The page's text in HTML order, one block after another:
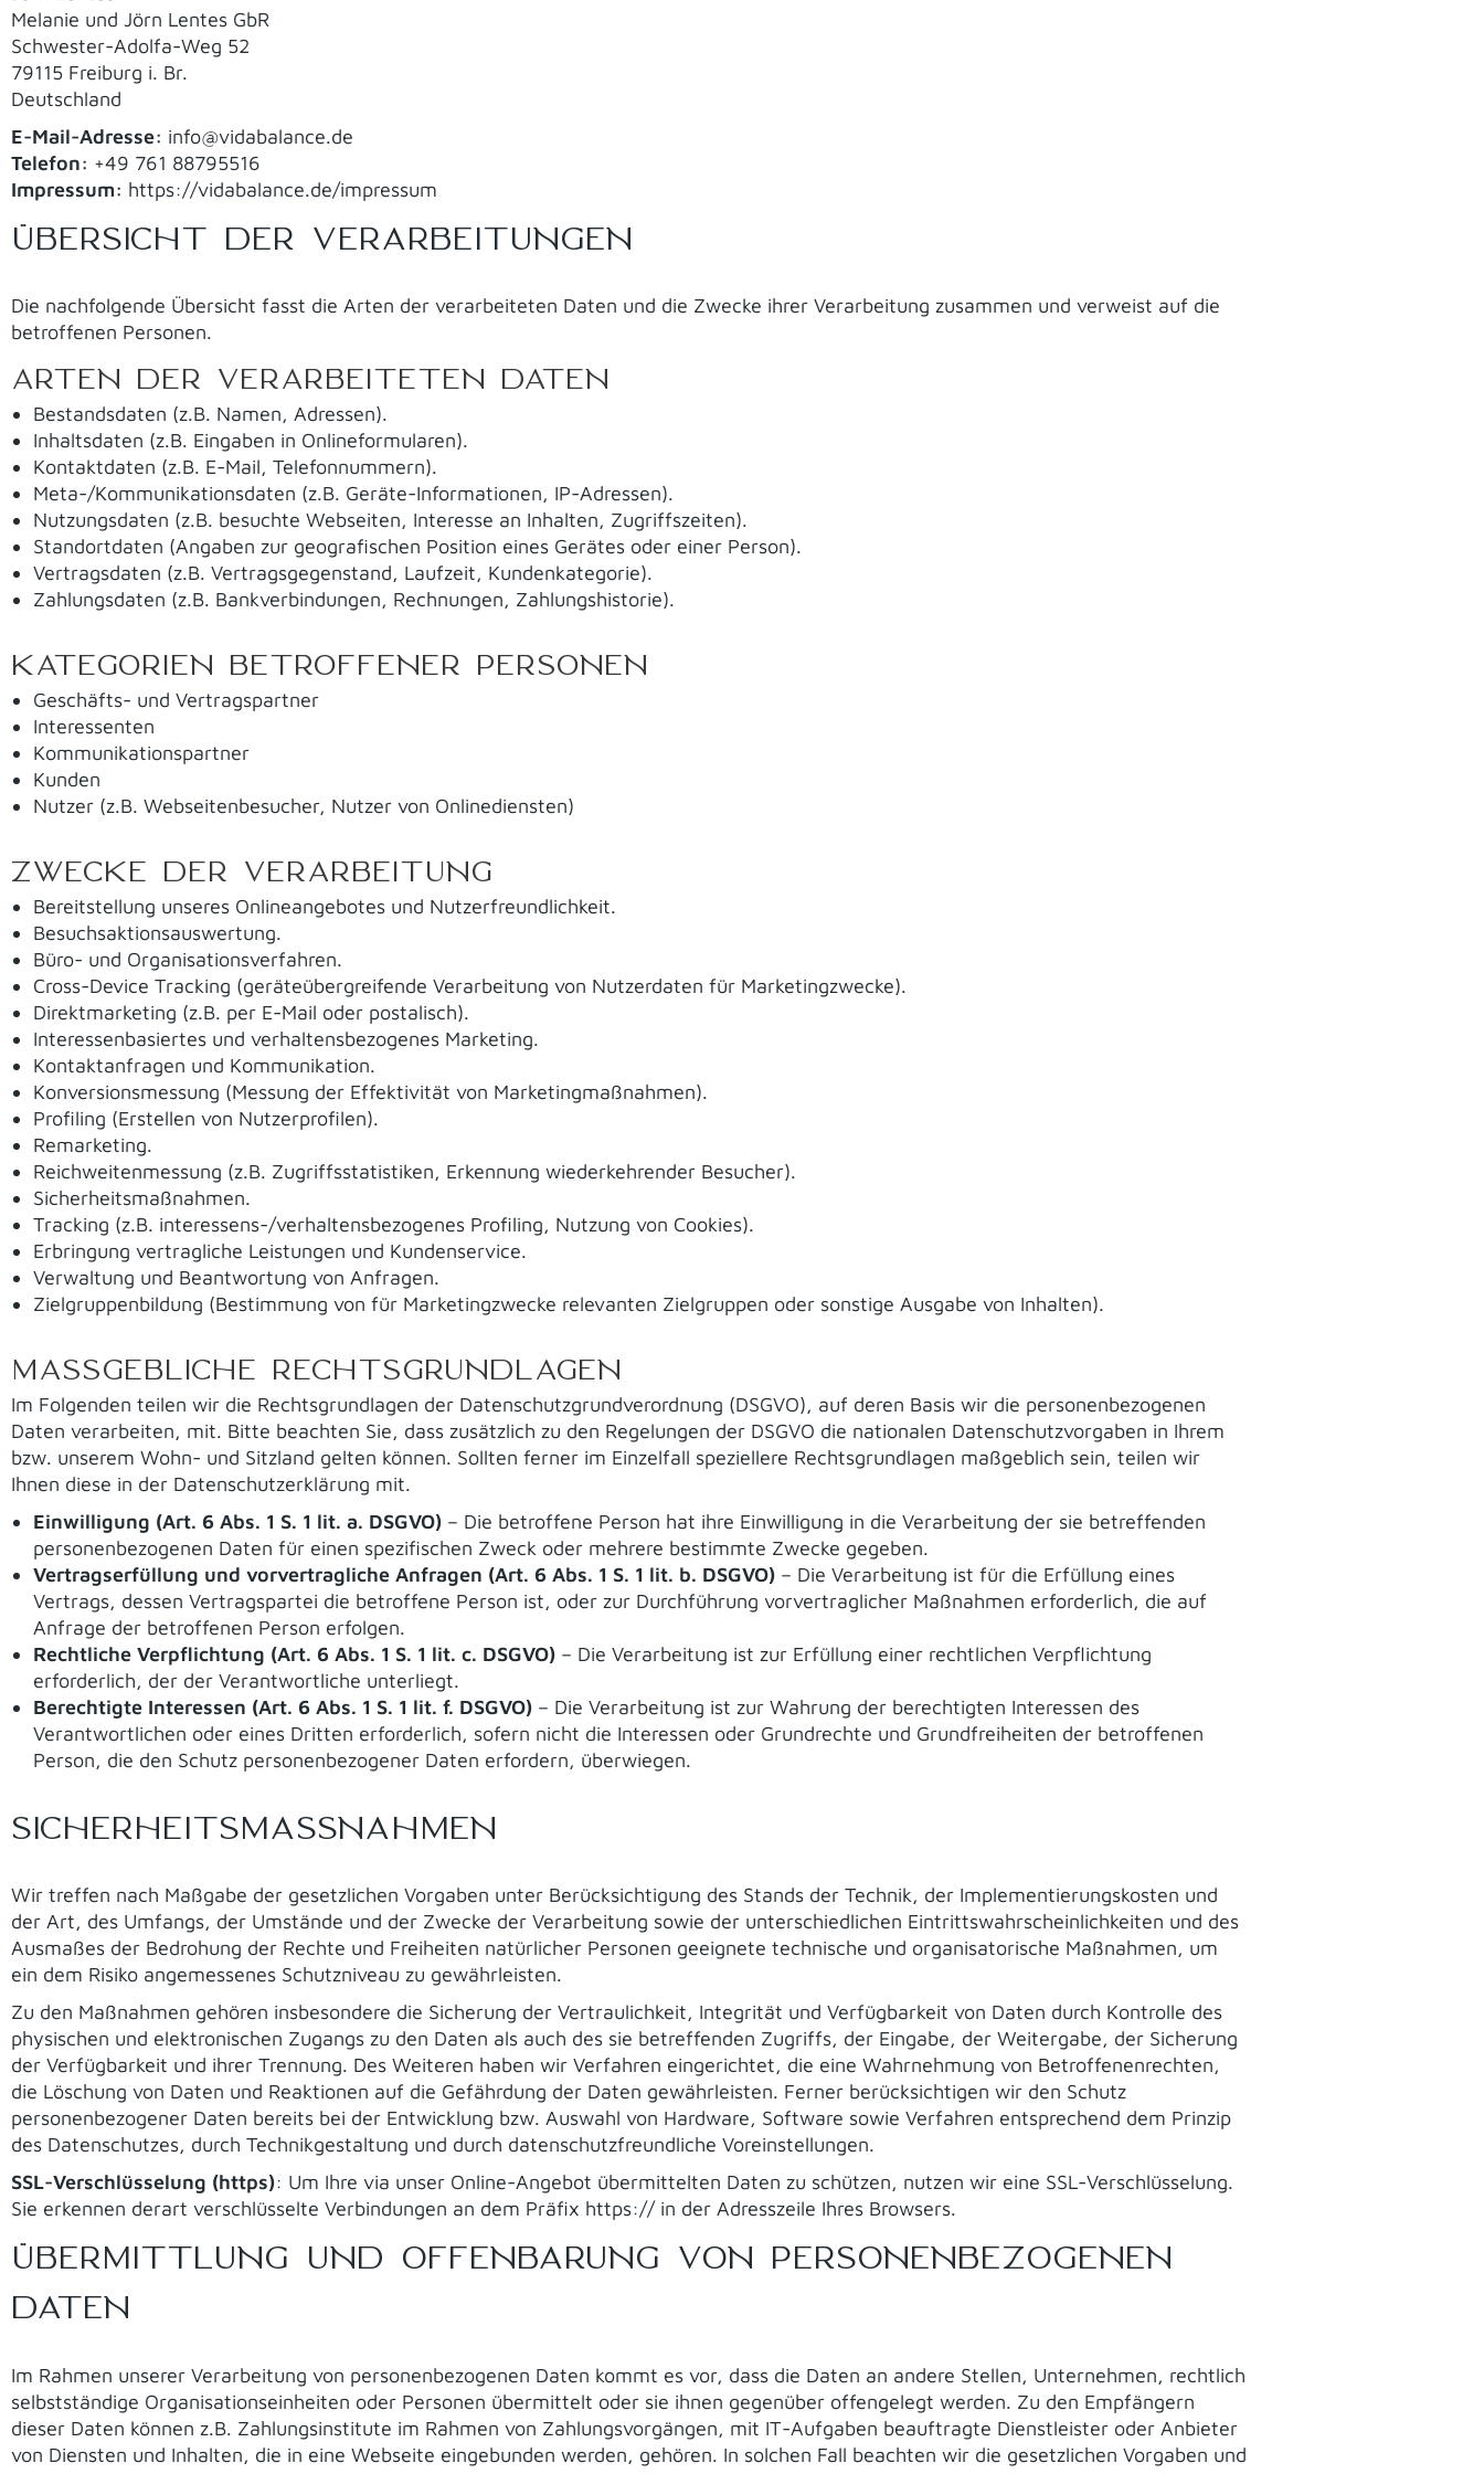
Melanie und Jörn Lentes GbR
Schwester-Adolfa-Weg 52
79115 Freiburg i. Br.
Deutschland
E-Mail-Adresse: info@vidabalance.de
Telefon: +49 761 88795516
Impressum: https://vidabalance.de/impressum
ÜBERSICHT DER VERARBEITUNGEN
Die nachfolgende Übersicht fasst die Arten der verarbeiteten Daten und die Zwecke ihrer Verarbeitung zusammen und verweist auf die
betroffenen Personen.
ARTEN DER VERARBEITETEN DATEN
Bestandsdaten (z.B. Namen, Adressen).
Inhaltsdaten (z.B. Eingaben in Onlineformularen).
Kontaktdaten (z.B. E-Mail, Telefonnummern).
Meta-/Kommunikationsdaten (z.B. Geräte-Informationen, IP-Adressen).
Nutzungsdaten (z.B. besuchte Webseiten, Interesse an Inhalten, Zugriffszeiten).
Standortdaten (Angaben zur geografischen Position eines Gerätes oder einer Person).
Vertragsdaten (z.B. Vertragsgegenstand, Laufzeit, Kundenkategorie).
Zahlungsdaten (z.B. Bankverbindungen, Rechnungen, Zahlungshistorie).
KATEGORIEN BETROFFENER PERSONEN
Geschäfts- und Vertragspartner
Interessenten
Kommunikationspartner
Kunden
Nutzer (z.B. Webseitenbesucher, Nutzer von Onlinediensten)
ZWECKE DER VERARBEITUNG
Bereitstellung unseres Onlineangebotes und Nutzerfreundlichkeit.
Besuchsaktionsauswertung.
Büro- und Organisationsverfahren.
Cross-Device Tracking (geräteübergreifende Verarbeitung von Nutzerdaten für Marketingzwecke).
Direktmarketing (z.B. per E-Mail oder postalisch).
Interessenbasiertes und verhaltensbezogenes Marketing.
Kontaktanfragen und Kommunikation.
Konversionsmessung (Messung der Effektivität von Marketingmaßnahmen).
Profiling (Erstellen von Nutzerprofilen).
Remarketing.
Reichweitenmessung (z.B. Zugriffsstatistiken, Erkennung wiederkehrender Besucher).
Sicherheitsmaßnahmen.
Tracking (z.B. interessens-/verhaltensbezogenes Profiling, Nutzung von Cookies).
Erbringung vertragliche Leistungen und Kundenservice.
Verwaltung und Beantwortung von Anfragen.
Zielgruppenbildung (Bestimmung von für Marketingzwecke relevanten Zielgruppen oder sonstige Ausgabe von Inhalten).
MASSGEBLICHE RECHTSGRUNDLAGEN
Im Folgenden teilen wir die Rechtsgrundlagen der Datenschutzgrundverordnung (DSGVO), auf deren Basis wir die personenbezogenen
Daten verarbeiten, mit. Bitte beachten Sie, dass zusätzlich zu den Regelungen der DSGVO die nationalen Datenschutzvorgaben in Ihrem
bzw. unserem Wohn- und Sitzland gelten können. Sollten ferner im Einzelfall speziellere Rechtsgrundlagen maßgeblich sein, teilen wir
Ihnen diese in der Datenschutzerklärung mit.
Einwilligung (Art. 6 Abs. 1 S. 1 lit. a. DSGVO) – Die betroffene Person hat ihre Einwilligung in die Verarbeitung der sie betreffenden
personenbezogenen Daten für einen spezifischen Zweck oder mehrere bestimmte Zwecke gegeben.
Vertragserfüllung und vorvertragliche Anfragen (Art. 6 Abs. 1 S. 1 lit. b. DSGVO) – Die Verarbeitung ist für die Erfüllung eines
Vertrags, dessen Vertragspartei die betroffene Person ist, oder zur Durchführung vorvertraglicher Maßnahmen erforderlich, die auf
Anfrage der betroffenen Person erfolgen.
Rechtliche Verpflichtung (Art. 6 Abs. 1 S. 1 lit. c. DSGVO) – Die Verarbeitung ist zur Erfüllung einer rechtlichen Verpflichtung
erforderlich, der der Verantwortliche unterliegt.
Berechtigte Interessen (Art. 6 Abs. 1 S. 1 lit. f. DSGVO) – Die Verarbeitung ist zur Wahrung der berechtigten Interessen des
Verantwortlichen oder eines Dritten erforderlich, sofern nicht die Interessen oder Grundrechte und Grundfreiheiten der betroffenen
Person, die den Schutz personenbezogener Daten erfordern, überwiegen.
SICHERHEITSMASSNAHMEN
Wir treffen nach Maßgabe der gesetzlichen Vorgaben unter Berücksichtigung des Stands der Technik, der Implementierungskosten und
der Art, des Umfangs, der Umstände und der Zwecke der Verarbeitung sowie der unterschiedlichen Eintrittswahrscheinlichkeiten und des
Ausmaßes der Bedrohung der Rechte und Freiheiten natürlicher Personen geeignete technische und organisatorische Maßnahmen, um
ein dem Risiko angemessenes Schutzniveau zu gewährleisten.
Zu den Maßnahmen gehören insbesondere die Sicherung der Vertraulichkeit, Integrität und Verfügbarkeit von Daten durch Kontrolle des
physischen und elektronischen Zugangs zu den Daten als auch des sie betreffenden Zugriffs, der Eingabe, der Weitergabe, der Sicherung
der Verfügbarkeit und ihrer Trennung. Des Weiteren haben wir Verfahren eingerichtet, die eine Wahrnehmung von Betroffenenrechten,
die Löschung von Daten und Reaktionen auf die Gefährdung der Daten gewährleisten. Ferner berücksichtigen wir den Schutz
personenbezogener Daten bereits bei der Entwicklung bzw. Auswahl von Hardware, Software sowie Verfahren entsprechend dem Prinzip
des Datenschutzes, durch Technikgestaltung und durch datenschutzfreundliche Voreinstellungen.
SSL-Verschlüsselung (https): Um Ihre via unser Online-Angebot übermittelten Daten zu schützen, nutzen wir eine SSL-Verschlüsselung.
Sie erkennen derart verschlüsselte Verbindungen an dem Präfix https:// in der Adresszeile Ihres Browsers.
ÜBERMITTLUNG UND OFFENBARUNG VON PERSONENBEZOGENEN
DATEN
Im Rahmen unserer Verarbeitung von personenbezogenen Daten kommt es vor, dass die Daten an andere Stellen, Unternehmen, rechtlich
selbstständige Organisationseinheiten oder Personen übermittelt oder sie ihnen gegenüber offengelegt werden. Zu den Empfängern
dieser Daten können z.B. Zahlungsinstitute im Rahmen von Zahlungsvorgängen, mit IT-Aufgaben beauftragte Dienstleister oder Anbieter
von Diensten und Inhalten, die in eine Webseite eingebunden werden, gehören. In solchen Fall beachten wir die gesetzlichen Vorgaben und